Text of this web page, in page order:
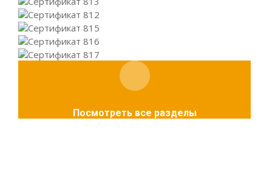
Посмотреть все разделы